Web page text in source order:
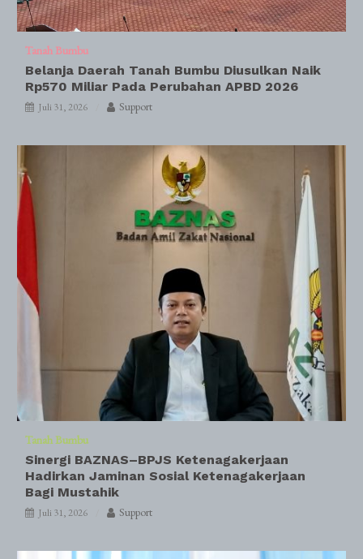
Tanah Bumbu
Belanja Daerah Tanah Bumbu Diusulkan Naik
Rp570 Miliar Pada Perubahan APBD 2026
Juli 31, 2026 Support
Tanah Bumbu
Sinergi BAZNAS–BPJS Ketenagakerjaan
Hadirkan Jaminan Sosial Ketenagakerjaan
Bagi Mustahik
Juli 31, 2026 Support